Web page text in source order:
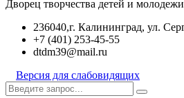
Дворец творчества детей и молодежи
236040,г. Калининград, ул.
+7 (401) 253-45-55
dtdm39@mail.ru
Версия для слабовидящих